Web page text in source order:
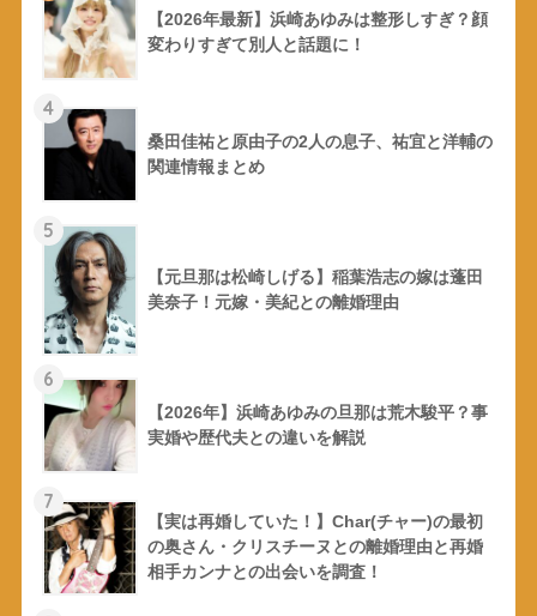
【2026年最新】浜崎あゆみは整形しすぎ？顔
変わりすぎて別人と話題に！
4
桑田佳祐と原由子の2人の息子、祐宜と洋輔の
関連情報まとめ
5
【元旦那は松崎しげる】稲葉浩志の嫁は蓬田
美奈子！元嫁・美紀との離婚理由
6
【2026年】浜崎あゆみの旦那は荒木駿平？事
実婚や歴代夫との違いを解説
7
【実は再婚していた！】Char(チャー)の最初
の奥さん・クリスチーヌとの離婚理由と再婚
相手カンナとの出会いを調査！